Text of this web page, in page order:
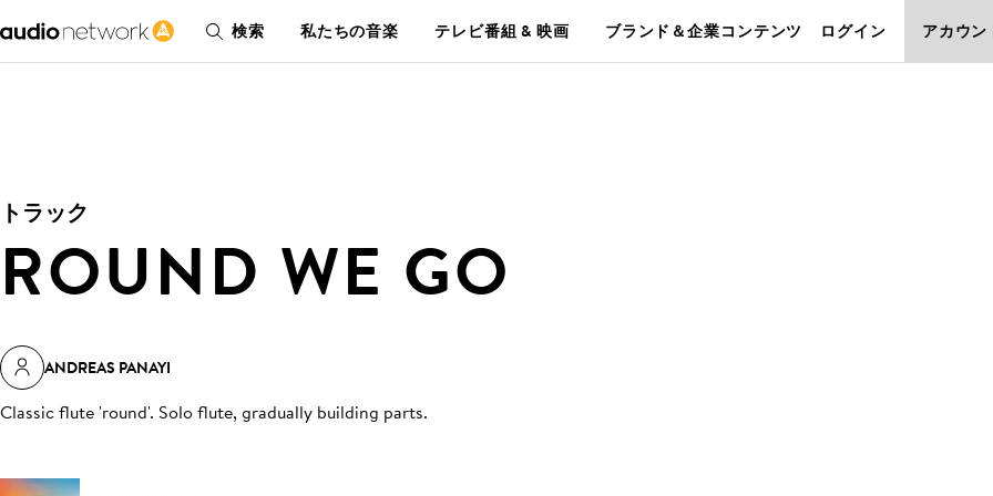
検索 私たちの音楽 テレビ番組 & 映画 ブランド＆企業コンテンツ ログイン アカウン
トラック
ROUND WE GO
ANDREAS PANAYI
Classic flute 'round'. Solo flute, gradually building parts.